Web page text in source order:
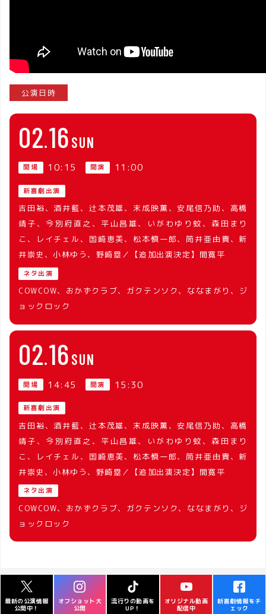
公演日時
0216 SUN
開場 10:15 開演 11:00
新喜劇出演
吉田裕、酒井藍、辻本茂雄、末成映薫、安尾信乃助、高橋
靖子、今別府直之、平山昌雄、いがわゆり蚊、森田まり
こ、レイチェル、国崎恵美、松本慎一郎、筒井亜由貴、新
井崇史、小林ゆう、野崎塁／【追加出演決定】間寛平
ネタ出演
COWCOW、おかずクラブ、ガクテンソク、ななまがり、ジ
ョックロック
0216 SUN
開場 14:45 開演 15:30
新喜劇出演
吉田裕、酒井藍、辻本茂雄、末成映薫、安尾信乃助、高橋
靖子、今別府直之、平山昌雄、いがわゆり蚊、森田まり
こ、レイチェル、国崎恵美、松本慎一郎、筒井亜由貴、新
井崇史、小林ゆう、野崎塁／【追加出演決定】間寛平
ネタ出演
COWCOW、おかずクラブ、ガクテンソク、ななまがり、ジ
ョックロック
最新の公演情報
公開中！
オフショット大
公開
流行りの動画を
UP！
オリジナル動画
配信中
新喜劇情報をチ
ェック